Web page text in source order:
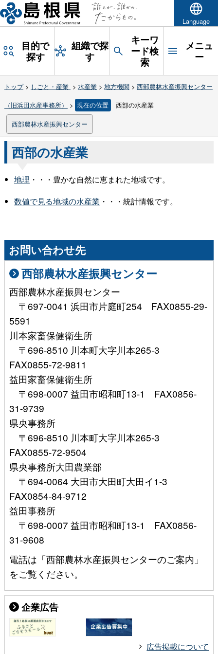
Language
目的で
探す
組織で探
す
キーワ
ード検
索
メニュ
ー
トップ> しごと・産業 > 水産業> 地方機関> 西部農林水産振興センター
（旧浜田水産事務所）
> 現在の位置 西部の水産業
西部農林水産振興センター
西部の水産業
地理 ・・・豊かな自然に恵まれた地域です。
数値で見る地域の水産業 ・・・統計情報です。
お問い合わせ先
西部農林水産振興センター
西部農林水産振興センター
〒697-0041 浜田市片庭町254 FAX0855-29-
5591
川本家畜保健衛生所
〒696-8510 川本町大字川本265-3
FAX0855-72-9811
益田家畜保健衛生所
〒698-0007 益田市昭和町13-1 FAX0856-
31-9739
県央事務所
〒696-8510 川本町大字川本265-3
FAX0855-72-9504
県央事務所大田農業部
〒694-0064 大田市大田町大田イ1-3
FAX0854-84-9712
益田事務所
〒698-0007 益田市昭和町13-1 FAX0856-
31-9608
電話は「西部農林水産振興センターのご案内」
をご覧ください。
企業広告
広告掲載について